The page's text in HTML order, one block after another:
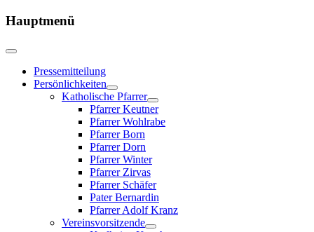
Hauptmenü
Pressemitteilung
Persönlichkeiten
Katholische Pfarrer
Pfarrer Keutner
Pfarrer Wohlrabe
Pfarrer Born
Pfarrer Dorn
Pfarrer Winter
Pfarrer Zirvas
Pfarrer Schäfer
Pater Bernardin
Pfarrer Adolf Kranz
Vereinsvorsitzende